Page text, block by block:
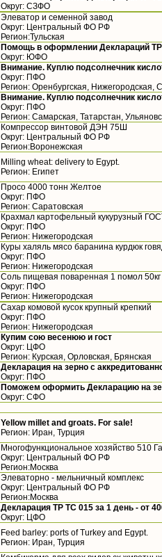
Округ: СЗФО
Элеватор и семенной завод
Округ: Центральный ФО РФ
Регион:Тульская
Помощь в оформлении Деклараций
Округ: ЮФО
Внимание. Куплю подсолнечник
Округ: ПФО
Регион: Оренбургская, Нижегородская,
Внимание. Куплю подсолнечник
Округ: ПФО
Регион: Самарская, Татарстан,
Компрессор винтовой ДЭН 75Ш
Округ: Центральный ФО РФ
Регион:Воронежская
Milling wheat: delivery to Egypt.
Регион: Египет
Просо 4000 тонн Желтое
Округ: ПФО
Регион: Саратовская
Крахмал картофельный кукурузный
Округ: ПФО
Регион: Нижегородская
Куры халяль мясо баранина курдюк
Округ: ПФО
Регион: Нижегородская
Соль пищевая поваренная 1 помол 50кг
Округ: ПФО
Регион: Нижегородская
Сахар комовой кусок крупный крепкий
Округ: ПФО
Регион: Нижегородская
Купим сою весенюю и гост
Округ: ЦФО
Регион: Курская, Орловская, Брянская
Декларация на зерно с
Округ: ПФО
Поможем оформить Декларацию на
Округ: СФО
Yellow millet and groats. For sale!
Регион: Иран, Турция
Многофункциональное хозяйство 510 Га
Округ: Центральный ФО РФ
Регион:Москва
Элеваторно - мельничный комплекс
Округ: Центральный ФО РФ
Регион:Москва
Декларация ТР ТС 015 за 1 день - от
Округ: ЦФО
Feed barley: ports of Turkey and Egypt.
Регион: Иран, Турция